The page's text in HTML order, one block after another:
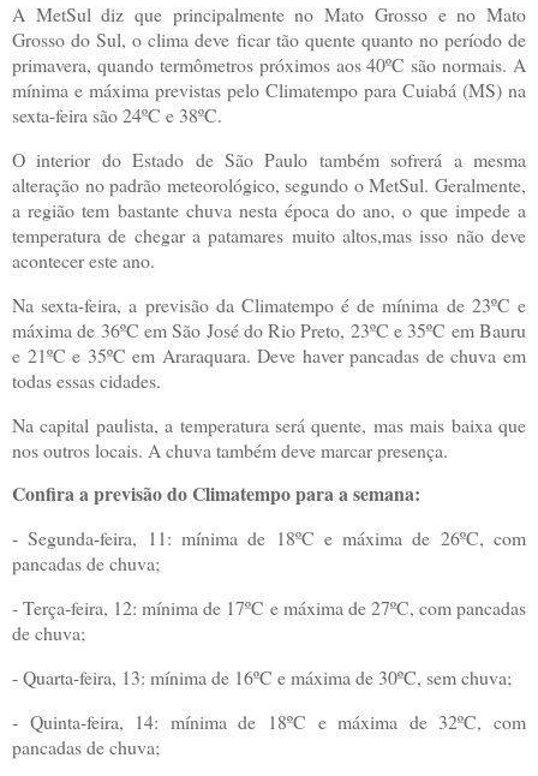
A MetSul diz que principalmente no Mato Grosso e no Mato
Grosso do Sul, o clima deve ficar tão quente quanto no período de
primavera, quando termômetros próximos aos 40ºC são normais. A
mínima e máxima previstas pelo Climatempo para Cuiabá (MS) na
sexta-feira são 24ºC e 38ºC.
O interior do Estado de São Paulo também sofrerá a mesma
alteração no padrão meteorológico, segundo o MetSul. Geralmente,
a região tem bastante chuva nesta época do ano, o que impede a
temperatura de chegar a patamares muito altos,mas isso não deve
acontecer este ano.
Na sexta-feira, a previsão da Climatempo é de mínima de 23ºC e
máxima de 36ºC em São José do Rio Preto, 23ºC e 35ºC em Bauru
e 21ºC e 35ºC em Araraquara. Deve haver pancadas de chuva em
todas essas cidades.
Na capital paulista, a temperatura será quente, mas mais baixa que
nos outros locais. A chuva também deve marcar presença.
Confira a previsão do Climatempo para a semana:
- Segunda-feira, 11: mínima de 18ºC e máxima de 26ºC, com
pancadas de chuva;
- Terça-feira, 12: mínima de 17ºC e máxima de 27ºC, com pancadas
de chuva;
- Quarta-feira, 13: mínima de 16ºC e máxima de 30ºC, sem chuva;
- Quinta-feira, 14: mínima de 18ºC e máxima de 32ºC, com
pancadas de chuva;